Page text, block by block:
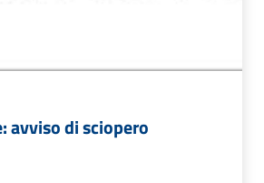
avviso di sciopero